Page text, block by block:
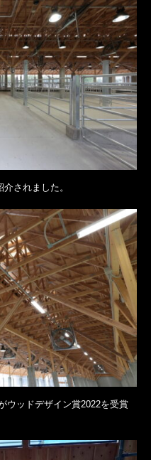
されました。
ウッドデザイン賞2022を受賞